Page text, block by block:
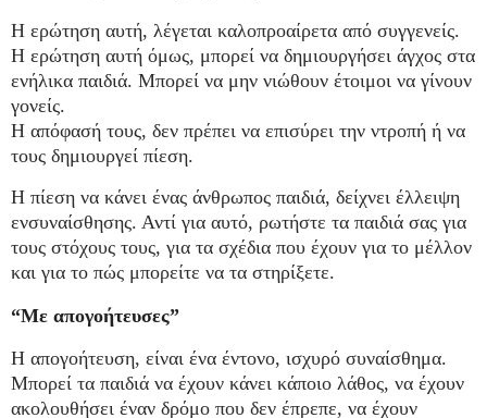
Η ερώτηση αυτή, λέγεται καλοπροαίρετα από συγγενείς.
Η ερώτηση αυτή όμως, μπορεί να δημιουργήσει άγχος στα
ενήλικα παιδιά. Μπορεί να μην νιώθουν έτοιμοι να γίνουν
γονείς.
Η απόφασή τους, δεν πρέπει να επισύρει την ντροπή ή να
τους δημιουργεί πίεση.
Η πίεση να κάνει ένας άνθρωπος παιδιά, δείχνει έλλειψη
ενσυναίσθησης. Αντί για αυτό, ρωτήστε τα παιδιά σας για
τους στόχους τους, για τα σχέδια που έχουν για το μέλλον
και για το πώς μπορείτε να τα στηρίξετε.
“Με απογοήτευσες”
Η απογοήτευση, είναι ένα έντονο, ισχυρό συναίσθημα.
Μπορεί τα παιδιά να έχουν κάνει κάποιο λάθος, να έχουν
ακολουθήσει έναν δρόμο που δεν έπρεπε, να έχουν